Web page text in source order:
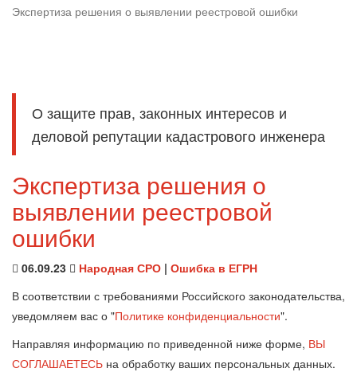
Экспертиза решения о выявлении реестровой ошибки
О защите прав, законных интересов и
деловой репутации кадастрового инженера
Экспертиза решения о
выявлении реестровой
ошибки
06.09.23 Народная СРО | Ошибка в ЕГРН
В соответствии с требованиями Российского законодательства,
уведомляем вас о "Политике конфиденциальности".
Направляя информацию по приведенной ниже форме, ВЫ
СОГЛАШАЕТЕСЬ на обработку ваших персональных данных.